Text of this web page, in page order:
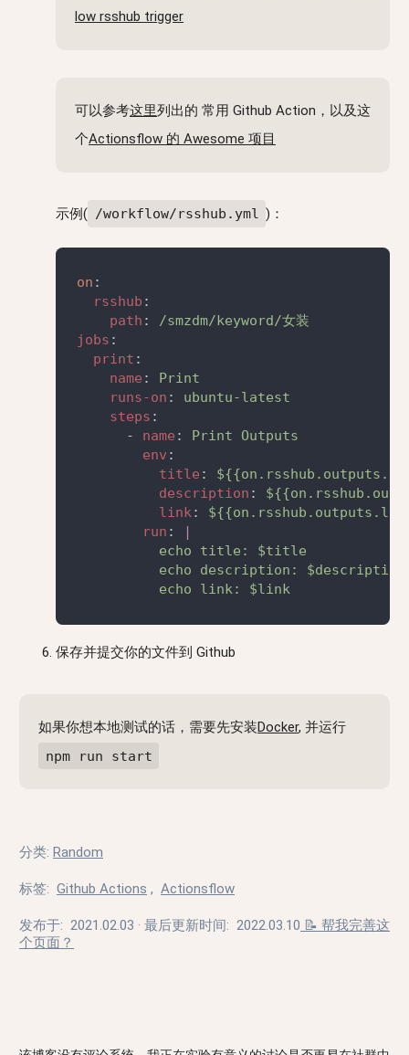
low rsshub trigger
可以参考这里列出的 常用 Github Action，以及这
个Actionsflow 的 Awesome 项目
示例( /workflow/rsshub.yml )：
on
rsshub
path :
jobs
print
name :
runs-on :
steps
      -
name :
env
title :
description :
link:
run :
          echo link: $link
保存并提交你的文件到 Github
如果你想本地测试的话，需要先安装Docker, 并运行
npm run start
分类: Random
标签: Github Actions , Actionsflow
发布于: 2021.02.03 · 最后更新时间: 2022.03.10 📝 帮我完善这
个页面？